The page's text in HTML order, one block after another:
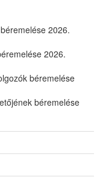
2026.
2026.
béremelése
béremelése